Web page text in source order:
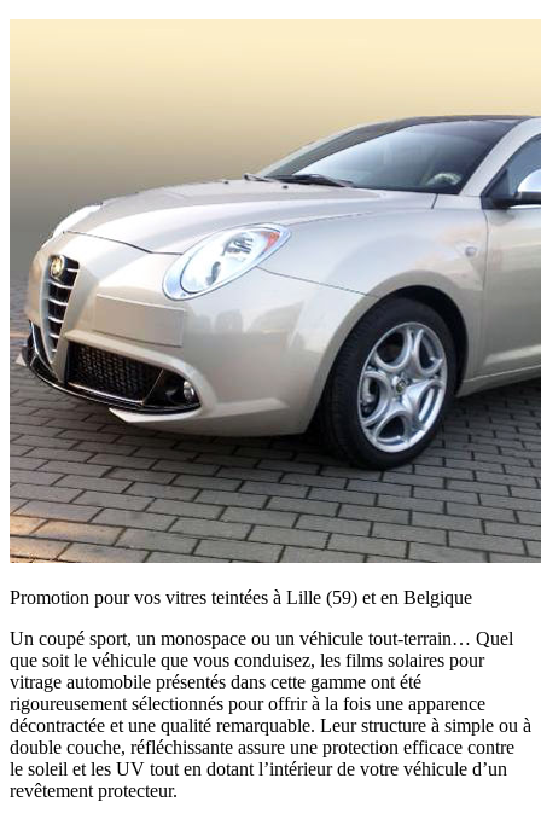
Promotion pour vos vitres teintées à Lille (59) et en Belgique
Un coupé sport, un monospace ou un véhicule tout-terrain… Quel
que soit le véhicule que vous conduisez, les films solaires pour
vitrage automobile présentés dans cette gamme ont été
rigoureusement sélectionnés pour offrir à la fois une apparence
décontractée et une qualité remarquable. Leur structure à simple ou à
double couche, réfléchissante assure une protection efficace contre
le soleil et les UV tout en dotant l’intérieur de votre véhicule d’un
revêtement protecteur.